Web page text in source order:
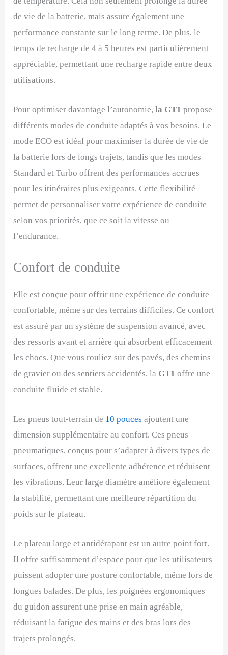
de vie de la batterie, mais assure également une
performance constante sur le long terme. De plus, le
temps de recharge de 4 à 5 heures est particulièrement
appréciable, permettant une recharge rapide entre deux
utilisations.
Pour optimiser davantage l’autonomie, la GT1propose
différents modes de conduite adaptés à vos besoins. Le
mode ECO est idéal pour maximiser la durée de vie de
la batterie lors de longs trajets, tandis que les modes
Standard et Turbo offrent des performances accrues
pour les itinéraires plus exigeants. Cette flexibilité
permet de personnaliser votre expérience de conduite
selon vos priorités, que ce soit la vitesse ou
l’endurance.
Confort de conduite
Elle est conçue pour offrir une expérience de conduite
confortable, même sur des terrains difficiles. Ce confort
est assuré par un système de suspension avancé, avec
des ressorts avant et arrière qui absorbent efficacement
les chocs. Que vous rouliez sur des pavés, des chemins
de gravier ou des sentiers accidentés, la GT1offre une
conduite fluide et stable.
Les pneus tout-terrain de 10 poucesajoutent une
dimension supplémentaire au confort. Ces pneus
pneumatiques, conçus pour s’adapter à divers types de
surfaces, offrent une excellente adhérence et réduisent
les vibrations. Leur large diamètre améliore également
la stabilité, permettant une meilleure répartition du
poids sur le plateau.
Le plateau large et antidérapant est un autre point fort.
Il offre suffisamment d’espace pour que les utilisateurs
puissent adopter une posture confortable, même lors de
longues balades. De plus, les poignées ergonomiques
du guidon assurent une prise en main agréable,
réduisant la fatigue des mains et des bras lors des
trajets prolongés.